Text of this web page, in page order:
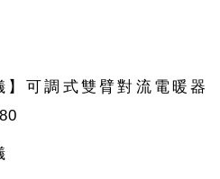
】可調式雙臂對流電暖器